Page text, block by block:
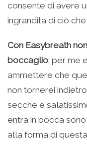
consente di avere
ingrandita di ciò
Con Easybreath
boccaglio: per me
ammettere che
non tornerei
secche e
entra in bocca
alla forma di